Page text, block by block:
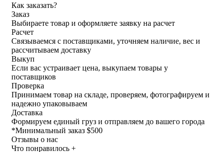
Как заказать?
Заказ
Выбираете товар и оформляете заявку на расчет
Расчет
Связываемся с поставщиками, уточняем наличие, вес и
рассчитываем доставку
Выкуп
Если вас устраивает цена, выкупаем товары у
поставщиков
Проверка
Принимаем товар на складе, проверяем, фотографируем и
надежно упаковываем
Доставка
Формируем единый груз и отправляем до вашего города
*Минимальный заказ $500
Отзывы о нас
Что понравилось +